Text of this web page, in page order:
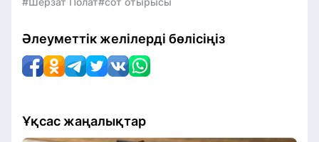
Әлеуметтік желілерді бөлісіңіз
Ұқсас жаңалықтар